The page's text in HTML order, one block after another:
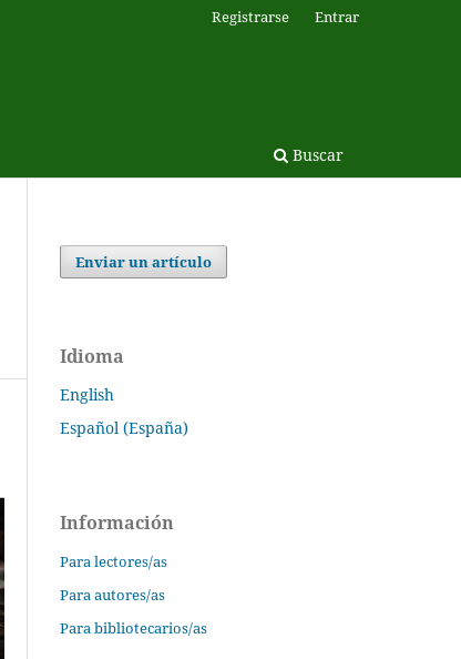
Buscar
Registrarse Entrar
Enviar un artículo
Idioma
English
Español (España)
Información
Para lectores/as
Para autores/as
Para bibliotecarios/as